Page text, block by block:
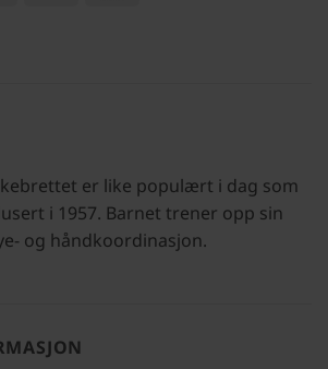
er like populært i dag som
i 1957. Barnet trener opp sin
og håndkoordinasjon.